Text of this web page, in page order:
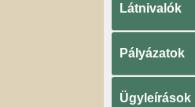
Látnivalók
Pályázatok
Ügyleírások